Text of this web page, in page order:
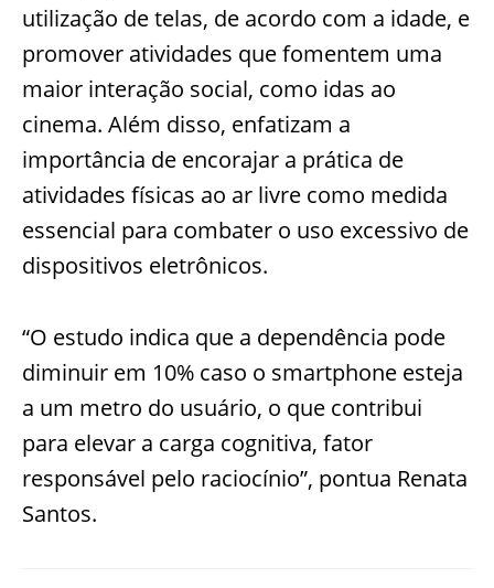
utilização de telas, de acordo com a idade, e
promover atividades que fomentem uma
maior interação social, como idas ao
cinema. Além disso, enfatizam a
importância de encorajar a prática de
atividades físicas ao ar livre como medida
essencial para combater o uso excessivo de
dispositivos eletrônicos.
“O estudo indica que a dependência pode
diminuir em 10% caso o smartphone esteja
a um metro do usuário, o que contribui
para elevar a carga cognitiva, fator
responsável pelo raciocínio”, pontua Renata
Santos.